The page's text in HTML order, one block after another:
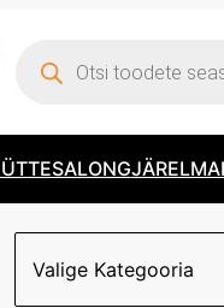
search
Valige Kategooria